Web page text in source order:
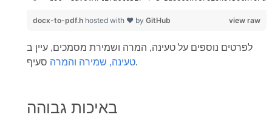
view raw
docx-to-pdf.h hosted with ❤ by GitHub
לפרטים נוספים על טעינה, המרה ושמירת מסמכים, עיין ב
טעינה, שמירה והמרהסעיף.